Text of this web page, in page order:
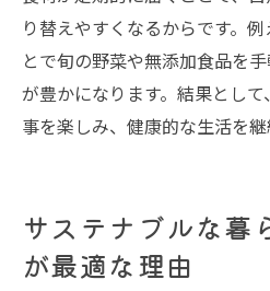
り替えやすくなるからです。
とで旬の野菜や無添加食品を
が豊かになります。結果とし
事を楽しみ、健康的な生活を継
サステナブルな暮
が最適な理由